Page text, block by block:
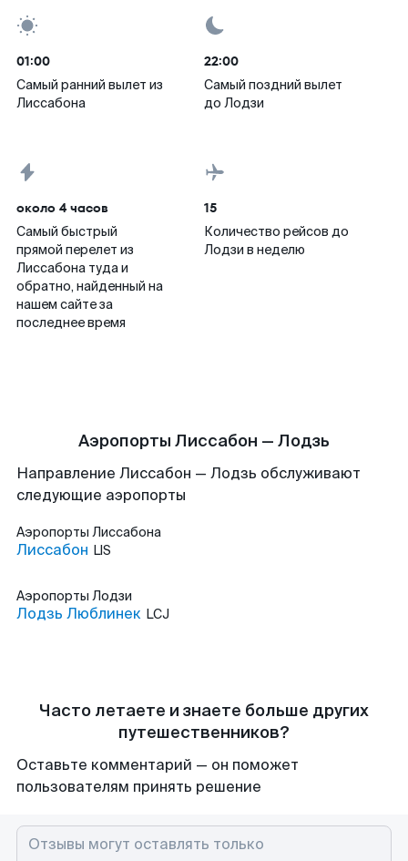
01:00
Самый ранний вылет из
Лиссабона
22:00
Самый поздний вылет
до Лодзи
около 4 часов
Самый быстрый
прямой перелет из
Лиссабона туда и
обратно, найденный на
нашем сайте за
последнее время
15
Количество рейсов до
Лодзи в неделю
Аэропорты Лиссабон — Лодзь
Направление Лиссабон — Лодзь обслуживают
следующие аэропорты
Аэропорты Лиссабона
Лиссабон LIS
Аэропорты Лодзи
Лодзь Люблинек LCJ
Часто летаете и знаете больше других
путешественников?
Оставьте комментарий — он поможет
пользователям принять решение